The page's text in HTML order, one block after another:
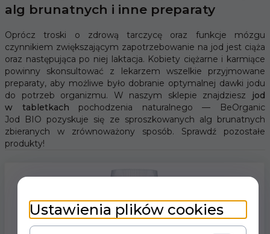
alg brunatnych i inne preparaty
Oprócz troski o zdrową tarczycę oraz funkcje mózgu
czynnikiem zwiększającym zapotrzebowanie na jod jest ciąża
oraz następująca po niej laktacja. Kobiety ciężarne i karmiące
powinny skonsultować z lekarzem wszelkie przyjmowane
preparaty, aby możliwe było dobranie optymalnej dawki jodu
do potrzeb organizmu. W naszym sklepie znajdziesz jod
w tabletkach pochodzenia naturalnego — BeOrganic
Jod BIO pozyskuje się ze sproszkowanych alg brunatnych
zbieranych w zrównoważony sposób. Sprawdź pozostałe
produkty!
Ustawienia plików cookies